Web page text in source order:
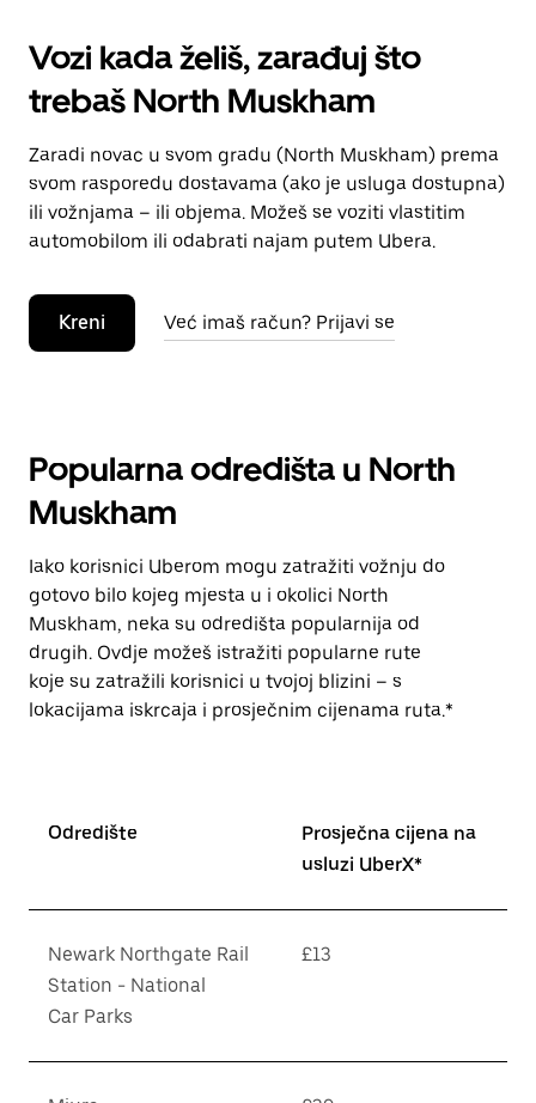
Vozi kada želiš, zarađuj što
trebaš North Muskham
Zaradi novac u svom gradu (North Muskham) prema
svom rasporedu dostavama (ako je usluga dostupna)
ili vožnjama – ili objema. Možeš se voziti vlastitim
automobilom ili odabrati najam putem Ubera.
Kreni Već imaš račun? Prijavi se
Popularna odredišta u North
Muskham
Iako korisnici Uberom mogu zatražiti vožnju do
gotovo bilo kojeg mjesta u i okolici North
Muskham, neka su odredišta popularnija od
drugih. Ovdje možeš istražiti popularne rute
koje su zatražili korisnici u tvojoj blizini – s
lokacijama iskrcaja i prosječnim cijenama ruta.*
Odredište
Prosječna cijena na
usluzi UberX*
Newark Northgate Rail
Station - National
Car Parks
£13